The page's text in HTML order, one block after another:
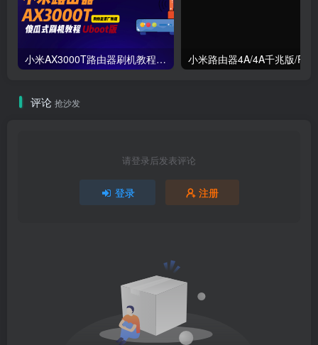
小米AX3000T路由器刷机教程傻瓜式uboot版支持v1v2+恢复原厂系统教程RD03 RD23
评论 抢沙发
请登录后发表评论
登录 注册